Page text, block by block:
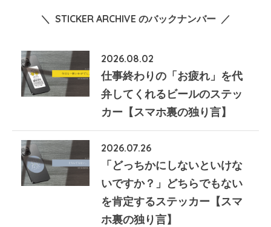
＼ STICKER ARCHIVE のバックナンバー ／
2026.08.02
仕事終わりの「お疲れ」を代
弁してくれるビールのステッ
カー【スマホ裏の独り言】
2026.07.26
「どっちかにしないといけな
いですか？」どちらでもない
を肯定するステッカー【スマ
ホ裏の独り言】